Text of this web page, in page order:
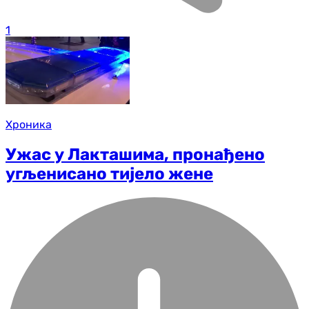
1
Хроника
Ужас у Лакташима, пронађено
угљенисано тијело жене